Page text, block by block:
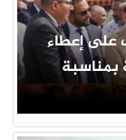
على إعطاء
بمناسبة